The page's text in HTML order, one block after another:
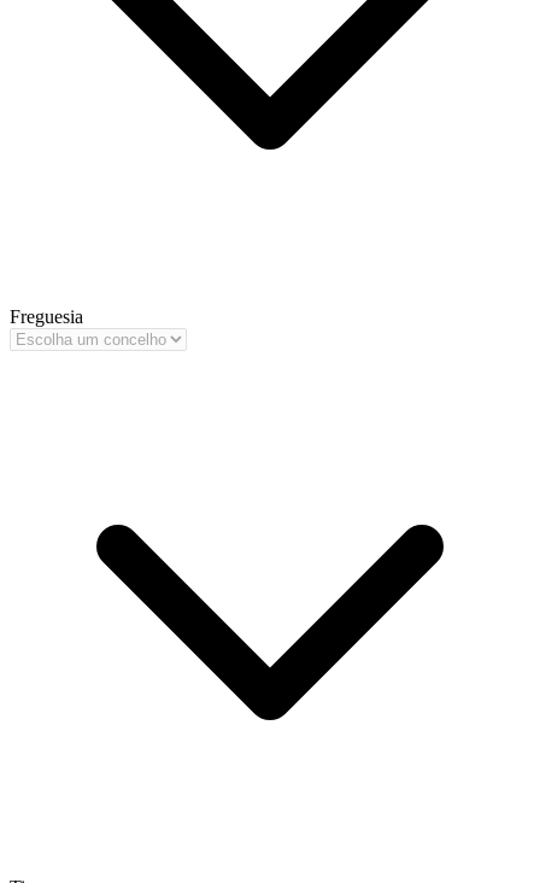
Freguesia